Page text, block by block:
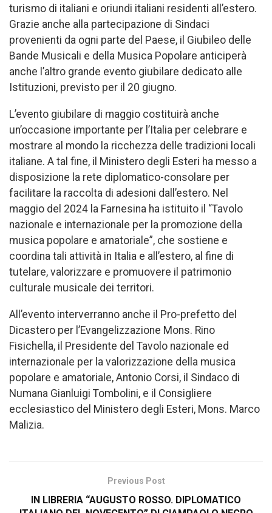
turismo di italiani e oriundi italiani residenti all’estero.
Grazie anche alla partecipazione di Sindaci
provenienti da ogni parte del Paese, il Giubileo delle
Bande Musicali e della Musica Popolare anticiperà
anche l’altro grande evento giubilare dedicato alle
Istituzioni, previsto per il 20 giugno.
L’evento giubilare di maggio costituirà anche
un’occasione importante per l’Italia per celebrare e
mostrare al mondo la ricchezza delle tradizioni locali
italiane. A tal fine, il Ministero degli Esteri ha messo a
disposizione la rete diplomatico-consolare per
facilitare la raccolta di adesioni dall’estero. Nel
maggio del 2024 la Farnesina ha istituito il “Tavolo
nazionale e internazionale per la promozione della
musica popolare e amatoriale”, che sostiene e
coordina tali attività in Italia e all’estero, al fine di
tutelare, valorizzare e promuovere il patrimonio
culturale musicale dei territori.
All’evento interverranno anche il Pro-prefetto del
Dicastero per l’Evangelizzazione Mons. Rino
Fisichella, il Presidente del Tavolo nazionale ed
internazionale per la valorizzazione della musica
popolare e amatoriale, Antonio Corsi, il Sindaco di
Numana Gianluigi Tombolini, e il Consigliere
ecclesiastico del Ministero degli Esteri, Mons. Marco
Malizia.
Previous Post
IN LIBRERIA “AUGUSTO ROSSO. DIPLOMATICO